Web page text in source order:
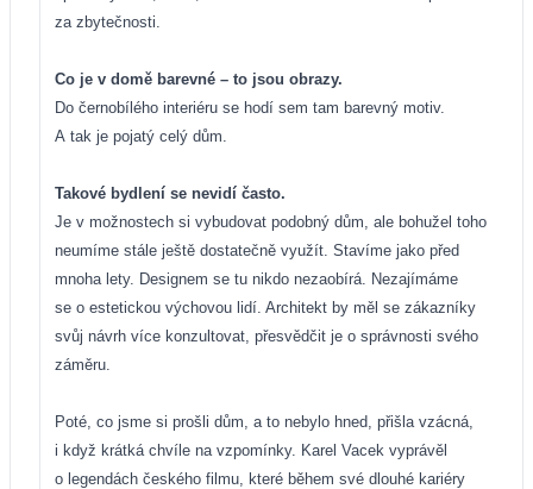
za zbytečnosti.
Co je v domě barevné – to jsou obrazy.
Do černobílého interiéru se hodí sem tam barevný motiv.
A tak je pojatý celý dům.
Takové bydlení se nevidí často.
Je v možnostech si vybudovat podobný dům, ale bohužel toho
neumíme stále ještě dostatečně využít. Stavíme jako před
mnoha lety. Designem se tu nikdo nezaobírá. Nezajímáme
se o estetickou výchovou lidí. Architekt by měl se zákazníky
svůj návrh více konzultovat, přesvědčit je o správnosti svého
záměru.
Poté, co jsme si prošli dům, a to nebylo hned, přišla vzácná,
i když krátká chvíle na vzpomínky. Karel Vacek vyprávěl
o legendách českého filmu, které během své dlouhé kariéry